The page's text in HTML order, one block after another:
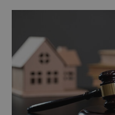
r
n
t